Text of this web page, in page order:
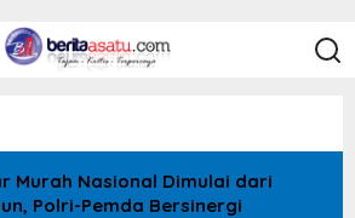
Murah Nasional Dimulai dari
Polri-Pemda Bersinergi